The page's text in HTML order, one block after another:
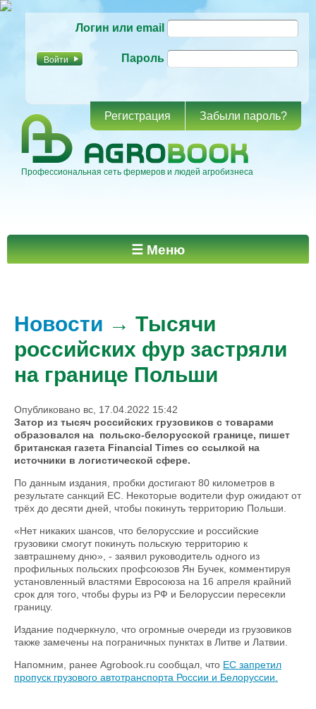
основному
Логин или email
Пароль
Регистрация Забыли пароль?
Профессиональная сеть фермеров и людей агробизнеса
Главное меню ☰ Меню
Новости → Тысячи
российских фур застряли
на границе Польши
Опубликовано вс, 17.04.2022 15:42
Затор из тысяч российских грузовиков с товарами
образовался на польско-белорусской границе, пишет
британская газета Financial Times со ссылкой на
источники в логистической сфере.
По данным издания, пробки достигают 80 километров в
результате санкций ЕС. Некоторые водители фур ожидают от
трёх до десяти дней, чтобы покинуть территорию Польши.
«Нет никаких шансов, что белорусские и российские
грузовики смогут покинуть польскую территорию к
завтрашнему дню», - заявил руководитель одного из
профильных польских профсоюзов Ян Бучек, комментируя
установленный властями Евросоюза на 16 апреля крайний
срок для того, чтобы фуры из РФ и Белоруссии пересекли
границу.
Издание подчеркнуло, что огромные очереди из грузовиков
также замечены на пограничных пунктах в Литве и Латвии.
Напомним, ранее Agrobook.ru сообщал, что ЕС запретил
пропуск грузового автотранспорта России и Белоруссии.